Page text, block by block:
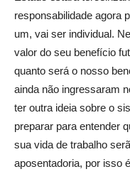
responsabilidade agora
um, vai ser individual.
valor do seu benefício
quanto será o nosso
ainda não ingressaram
ter outra ideia sobre o
preparar para entender
sua vida de trabalho
aposentadoria, por isso